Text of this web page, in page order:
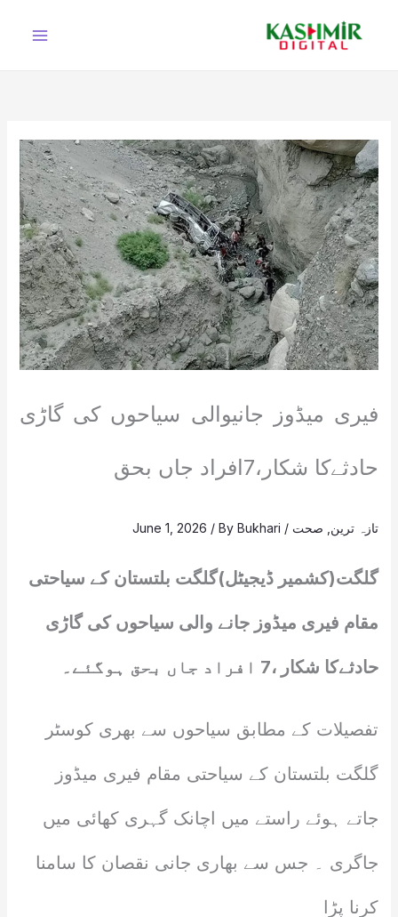
فیری میڈوز جانیوالی سیاحوں کی گاڑی
حادثےکا شکار،7افراد جاں بحق
تازہ ترین صحت /
June 1, 2026 / ByBukhari
گلگت(کشمیر ڈیجیٹل)گلگت بلتستان کے سیاحتی
مقام فیری میڈوز جانے والی سیاحوں کی گاڑی
حادثےکا شکار ،7 افراد جاں بحق ہوگئے۔
تفصیلات کے مطابق سیاحوں سے بھری کوسٹر
گلگت بلتستان کے سیاحتی مقام فیری میڈوز
جاتے ہوئے راستے میں اچانک گہری کھائی میں
جاگری ۔ جس سے بھاری جانی نقصان کا سامنا
کرنا پڑا